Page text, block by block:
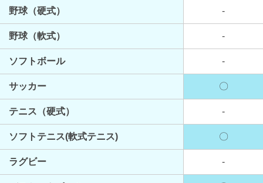
野球（硬式） -
野球（軟式） -
ソフトボール -
サッカー 〇
テニス（硬式） -
ソフトテニス(軟式テニス) 〇
ラグビー -